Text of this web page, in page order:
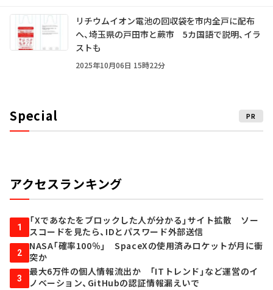
リチウムイオン電池の回収袋を市内全戸に配布
へ、埼玉県の戸田市と蕨市 5カ国語で説明、イラ
ストも
2025年10月06日 15時22分
Special PR
アクセスランキング
1
「Xであなたをブロックした人が分かる」サイト拡散 ソー
スコードを見たら、IDとパスワード外部送信
2
NASA「確率100％」 SpaceXの使用済みロケットが月に衝
突か
3
最大6万件の個人情報流出か 「ITトレンド」など運営のイ
ノベーション、GitHubの認証情報漏えいで